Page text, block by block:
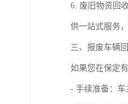
6. 废旧物资回
供一站式服务
三、报废车辆
如果您在保定
- 手续准备：车